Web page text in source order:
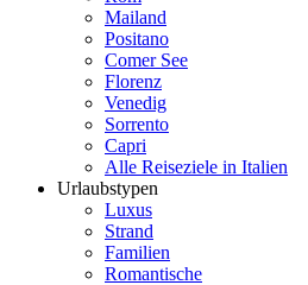
Mailand
Positano
Comer See
Florenz
Venedig
Sorrento
Capri
Alle Reiseziele in Italien
Urlaubstypen
Luxus
Strand
Familien
Romantische